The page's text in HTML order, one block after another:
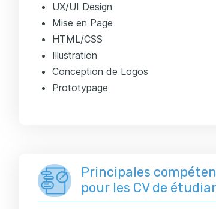
UX/UI Design
Mise en Page
HTML/CSS
Illustration
Conception de Logos
Prototypage
Principales
pour les CV de